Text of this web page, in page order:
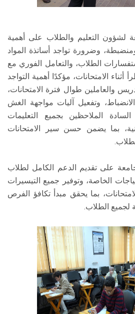
لشؤون التعليم والطلاب على أهمية
ومنضبطة، وضرورة تواجد أساتذة المواد
الطلاب، والتعامل الفوري مع
الامتحانات، مؤكدًا أهمية التواجد
والعاملين طوال فترة الامتحانات،
الانضباط، وتفعيل آليات مواجهة الغش
الملاحظين بجميع التعليمات
بما يضمن حسن سير الامتحانات
على تقديم الدعم الكامل لطلاب
الخاصة، وتوفير جميع التيسيرات
بما يحقق مبدأ تكافؤ الفرص
لجميع الطلاب.